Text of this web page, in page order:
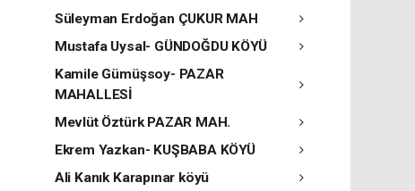
Süleyman Erdoğan ÇUKUR MAH
Mustafa Uysal- GÜNDOĞDU KÖYÜ
Kamile Gümüşsoy- PAZAR
MAHALLESİ
Mevlüt Öztürk PAZAR MAH.
Ekrem Yazkan- KUŞBABA KÖYÜ
Ali Kanık Karapınar köyü